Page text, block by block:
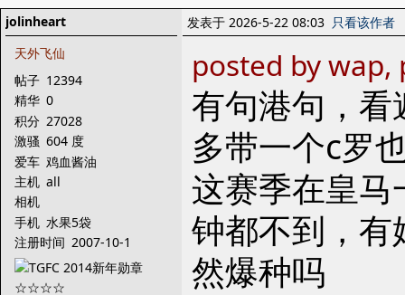
jolinheart
天外飞仙
帖子 12394
精华 0
积分 27028
激骚 604 度
爱车 鸡血酱油
主机 all
相机
手机 水果5袋
注册时间 2007-10-1
发表于 2026-5-22 08:03 只看该作者
posted by
有句港句，
多带一个c罗
这赛季在皇
钟都不到，
然爆种吗